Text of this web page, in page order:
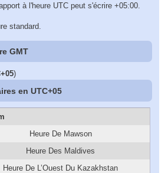
à l'heure UTC peut s'écrire +05:00.
standard.
GMT
)
en UTC+05
Heure De Mawson
Heure Des Maldives
Heure De L’Ouest Du Kazakhstan